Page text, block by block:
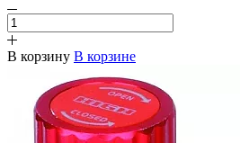
В корзину В корзине